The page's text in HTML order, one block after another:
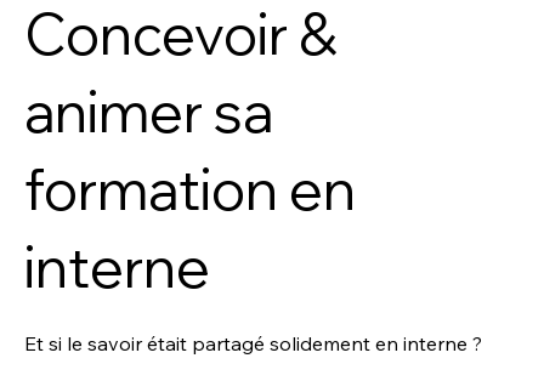
Concevoir &
animer sa
formation en
interne
Et si le savoir était partagé solidement en interne ?